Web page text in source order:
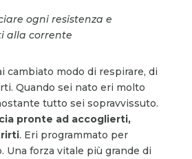
ogni resistenza e
alla corrente
cambiato modo di respirare, di
Quando sei nato eri molto
tutto sei sopravvissuto.
pronte ad accoglierti,
. Eri programmato per
Una forza vitale più grande di